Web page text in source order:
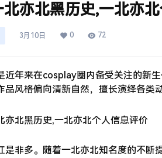
北亦北黑历史,一北亦
3月10日 0 72
近年来在cosplay圈内备受关注的新
品风格偏向清新自然，擅长演绎各类
是非多。随着一北亦北知名度的不断